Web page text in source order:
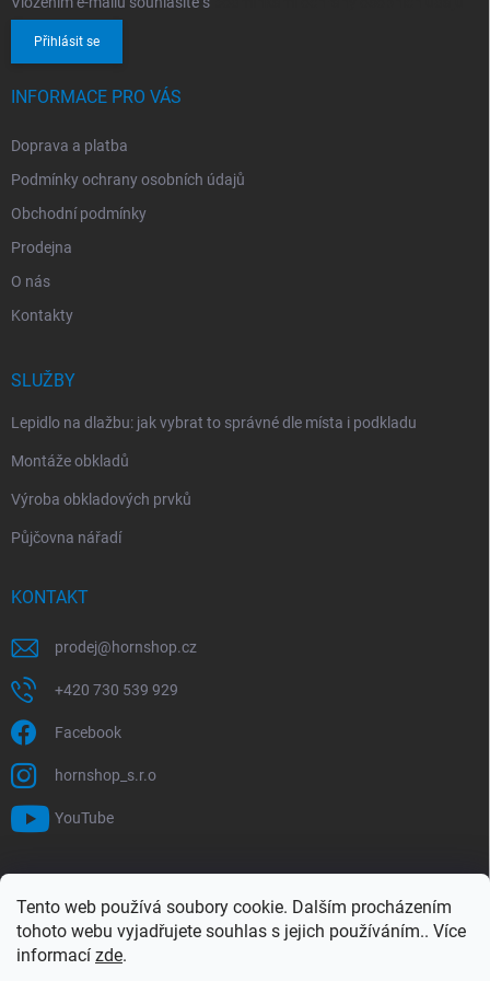
Tento web používá soubory cookie. Dalším procházením
tohoto webu vyjadřujete souhlas s jejich používáním.. Více
informací zde.
Přihlásit se
INFORMACE PRO VÁS
Doprava a platba
Podmínky ochrany osobních údajů
Obchodní podmínky
Prodejna
O nás
Kontakty
SLUŽBY
Lepidlo na dlažbu: jak vybrat to správné dle místa i podkladu
Montáže obkladů
Výroba obkladových prvků
Půjčovna nářadí
KONTAKT
prodej@hornshop.cz
+420 730 539 929
Facebook
hornshop_s.r.o
YouTube
Hledat